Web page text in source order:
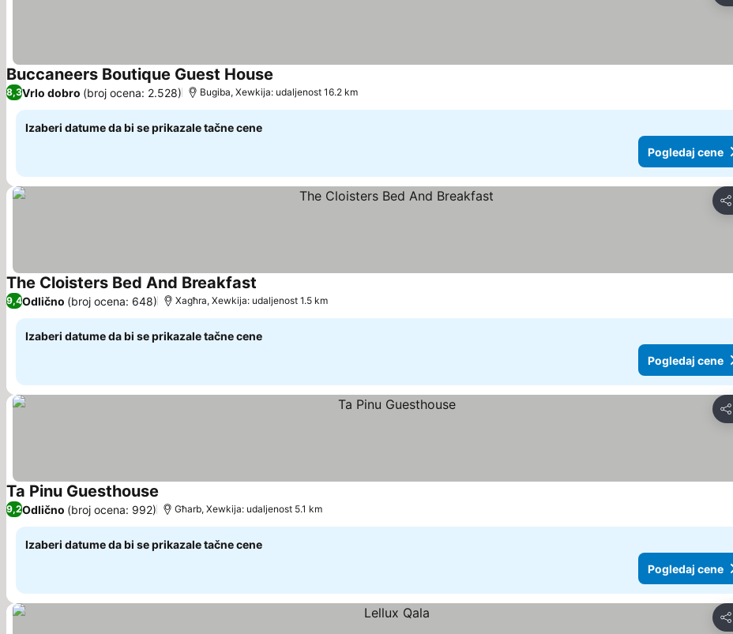
Buccaneers Boutique Guest House
8,3Vrlo dobro (broj ocena: 2.528) Bugiba, Xewkija: udaljenost 16.2 km
Izaberi datume da bi se prikazale tačne cene
Pogledaj cene
Deli
The Cloisters Bed And Breakfast
9,4Odlično (broj ocena: 648) Xagħra, Xewkija: udaljenost 1.5 km
Izaberi datume da bi se prikazale tačne cene
Pogledaj cene
Deli
Ta Pinu Guesthouse Pogledaj cene
9,2Odlično (broj ocena: 992) Għarb, Xewkija: udaljenost 5.1 km
Izaberi datume da bi se prikazale tačne cene
Pogledaj cene
Deli